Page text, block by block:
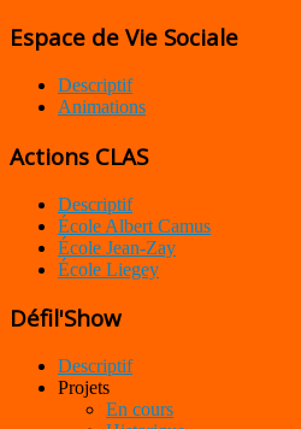
Espace de Vie Sociale
Descriptif
Animations
Actions CLAS
Descriptif
École Albert Camus
École Jean-Zay
École Liegey
Défil'Show
Descriptif
Projets
En cours